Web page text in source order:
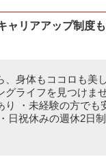
ャリアアップ制度
、身体もココロも美
グライフを見つけま
り ・未経験の方で
日祝休みの週休2日